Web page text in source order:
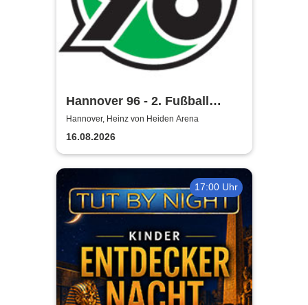
Hannover 96 - 2. Fußball
Bundesliga Saison 2026/27
Hannover, Heinz von Heiden Arena
16.08.2026
17:00 Uhr